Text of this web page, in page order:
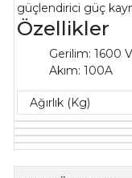
güçlendirici güç
Özellikler
Gerilim: 1600 V
Akım: 100A
Ağırlık (Kg)